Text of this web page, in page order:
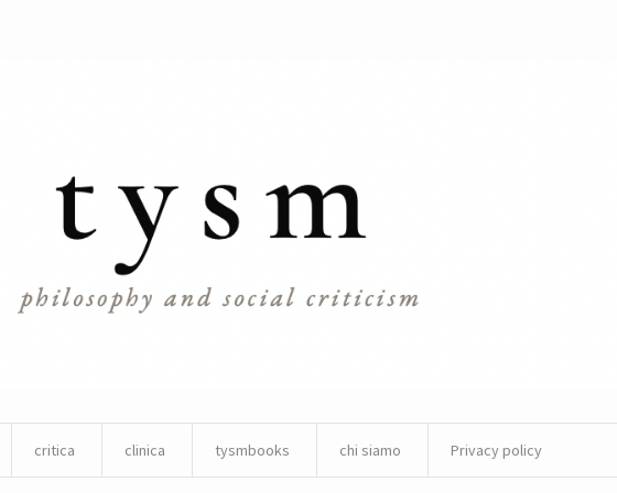
critica clinica tysmbooks chi siamo Privacy policy